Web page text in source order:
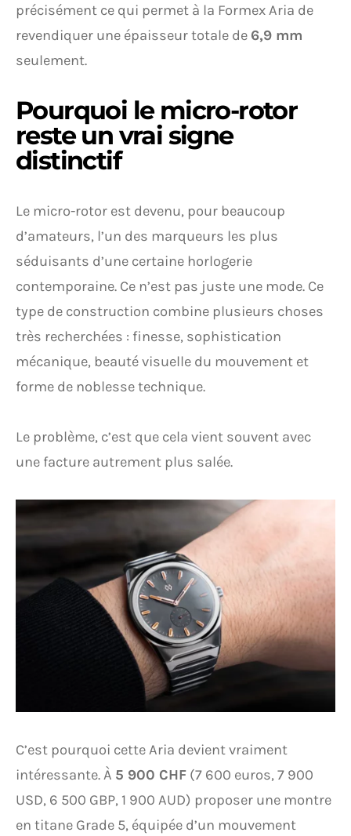
précisément ce qui permet à la Formex Aria de
revendiquer une épaisseur totale de 6,9 mm
seulement.
Pourquoi le micro-rotor
reste un vrai signe
distinctif
Le micro-rotor est devenu, pour beaucoup
d’amateurs, l’un des marqueurs les plus
séduisants d’une certaine horlogerie
contemporaine. Ce n’est pas juste une mode. Ce
type de construction combine plusieurs choses
très recherchées : finesse, sophistication
mécanique, beauté visuelle du mouvement et
forme de noblesse technique.
Le problème, c’est que cela vient souvent avec
une facture autrement plus salée.
C’est pourquoi cette Aria devient vraiment
intéressante. À 5 900 CHF (7 600 euros, 7 900
USD, 6 500 GBP, 1 900 AUD) proposer une montre
en titane Grade 5, équipée d’un mouvement